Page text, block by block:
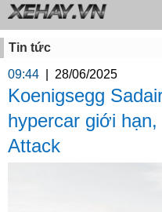
Tin tức
09:44
28/06/2025
Koenigsegg
hypercar giới
Attack